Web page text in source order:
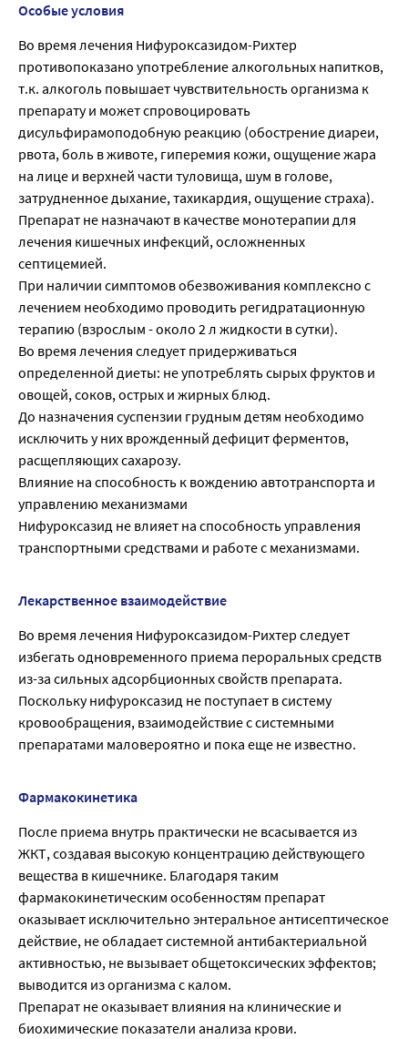
Особые условия
Во время лечения Нифуроксазидом-Рихтер
противопоказано употребление алкогольных напитков,
т.к. алкоголь повышает чувствительность организма к
препарату и может спровоцировать
дисульфирамоподобную реакцию (обострение диареи,
рвота, боль в животе, гиперемия кожи, ощущение жара
на лице и верхней части туловища, шум в голове,
затрудненное дыхание, тахикардия, ощущение страха).
Препарат не назначают в качестве монотерапии для
лечения кишечных инфекций, осложненных
септицемией.
При наличии симптомов обезвоживания комплексно с
лечением необходимо проводить регидратационную
терапию (взрослым - около 2 л жидкости в сутки).
Во время лечения следует придерживаться
определенной диеты: не употреблять сырых фруктов и
овощей, соков, острых и жирных блюд.
До назначения суспензии грудным детям необходимо
исключить у них врожденный дефицит ферментов,
расщепляющих сахарозу.
Влияние на способность к вождению автотранспорта и
управлению механизмами
Нифуроксазид не влияет на способность управления
транспортными средствами и работе с механизмами.
Лекарственное взаимодействие
Во время лечения Нифуроксазидом-Рихтер следует
избегать одновременного приема пероральных средств
из-за сильных адсорбционных свойств препарата.
Поскольку нифуроксазид не поступает в систему
кровообращения, взаимодействие с системными
препаратами маловероятно и пока еще не известно.
Фармакокинетика
После приема внутрь практически не всасывается из
ЖКТ, создавая высокую концентрацию действующего
вещества в кишечнике. Благодаря таким
фармакокинетическим особенностям препарат
оказывает исключительно энтеральное антисептическое
действие, не обладает системной антибактериальной
активностью, не вызывает общетоксических эффектов;
выводится из организма с калом.
Препарат не оказывает влияния на клинические и
биохимические показатели анализа крови.